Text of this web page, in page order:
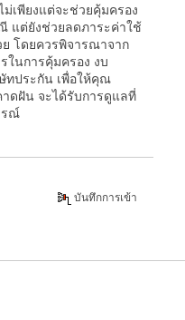
เพียงแต่จะช่วยคุ้มครอง
แต่ยังช่วยลดภาระค่าใช้
ย โดยควรพิจารณาจาก
ในการคุ้มครอง งบ
ทประกัน เพื่อให้คุณ
าดฝัน จะได้รับการดูแลที่
รณ์
บันทึกการเข้า